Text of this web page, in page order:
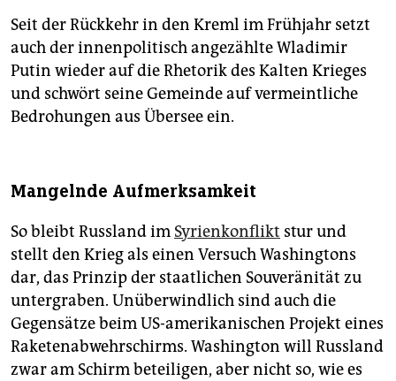
Seit der Rückkehr in den Kreml im Frühjahr setzt
auch der innenpolitisch angezählte Wladimir
Putin wieder auf die Rhetorik des Kalten Krieges
und schwört seine Gemeinde auf vermeintliche
Bedrohungen aus Übersee ein.
Mangelnde Aufmerksamkeit
So bleibt Russland im Syrienkonflikt stur und
stellt den Krieg als einen Versuch Washingtons
dar, das Prinzip der staatlichen Souveränität zu
untergraben. Unüberwindlich sind auch die
Gegensätze beim US-amerikanischen Projekt eines
Raketenabwehrschirms. Washington will Russland
zwar am Schirm beteiligen, aber nicht so, wie es